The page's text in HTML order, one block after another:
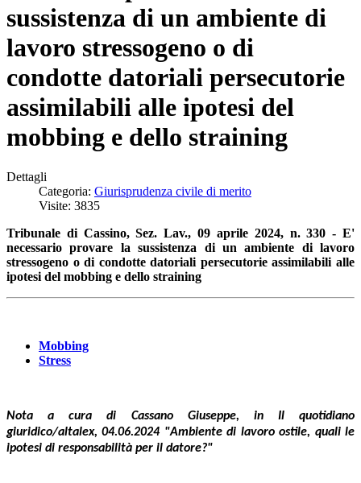
sussistenza di un ambiente di
lavoro stressogeno o di
condotte datoriali persecutorie
assimilabili alle ipotesi del
mobbing e dello straining
Dettagli
Categoria: Giurisprudenza civile di merito
Visite: 3835
Tribunale di Cassino, Sez. Lav., 09 aprile 2024, n. 330 - E'
necessario provare la sussistenza di un ambiente di lavoro
stressogeno o di condotte datoriali persecutorie assimilabili alle
ipotesi del mobbing e dello straining
Mobbing
Stress
Nota a cura di Cassano Giuseppe, in Il quotidiano
giuridico/altalex, 04.06.2024 "Ambiente di lavoro ostile, quali le
ipotesi di responsabilità per il datore?"